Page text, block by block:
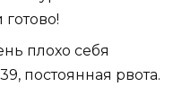
плохо себя
постоянная рвота.